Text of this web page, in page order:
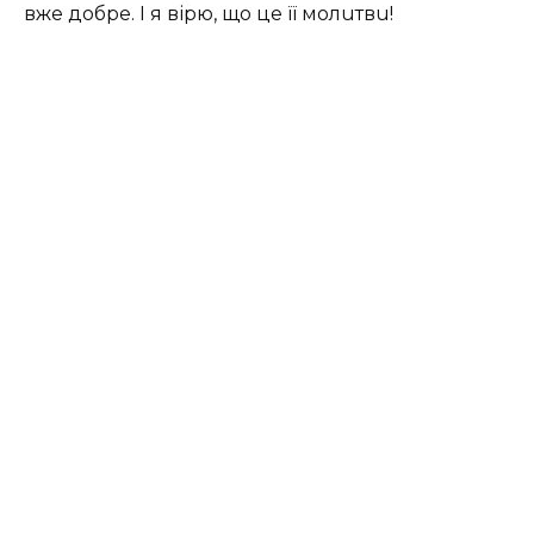
вжe добрe. І я вірю, що цe її молuтвu!